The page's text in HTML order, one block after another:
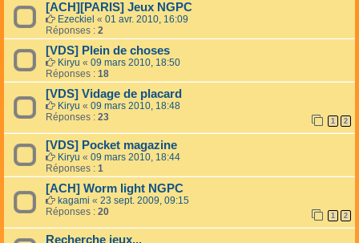
[ACH][PARIS] Jeux NGPC
Ezeckiel « 01 avr. 2010, 16:09
Réponses : 2
[VDS] Plein de choses
Kiryu « 09 mars 2010, 18:50
Réponses : 18
[VDS] Vidage de placard
Kiryu « 09 mars 2010, 18:48
Réponses : 23 1 2
[VDS] Pocket magazine
Kiryu « 09 mars 2010, 18:44
Réponses : 1
[ACH] Worm light NGPC
kagami « 23 sept. 2009, 09:15
Réponses : 20 1 2
Recherche jeux...